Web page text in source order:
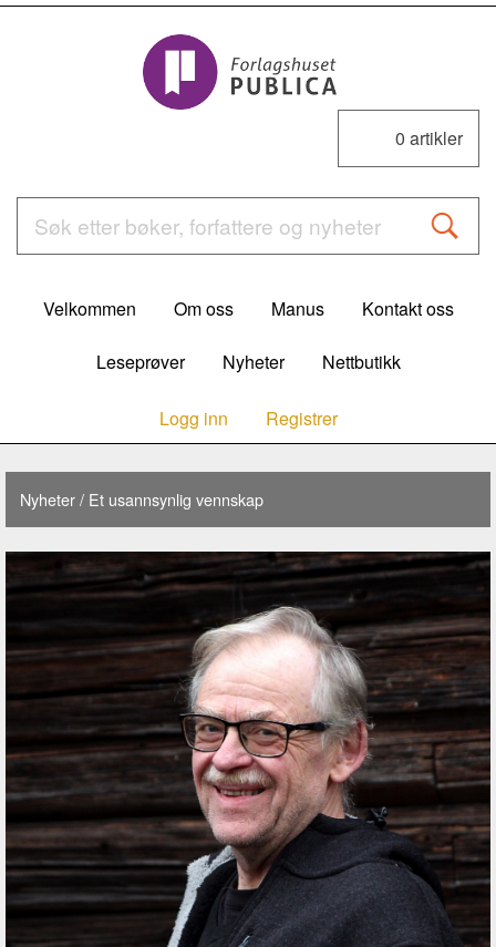
0 artikler
Velkommen Om oss Manus Kontakt oss
Leseprøver Nyheter Nettbutikk
Logg inn Registrer
Nyheter/ Et usannsynlig vennskap